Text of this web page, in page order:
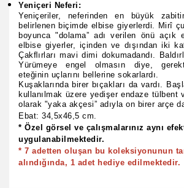
Yeniçeri Neferi:
Yeniçeriler, neferinden en büyük
belirlenen biçimde elbise giyerlerdi. Mirî
boyunca "dolama” adı verilen önü açık
elbise giyerler, içinden ve dışından iki
Çakﬂırları mavi dimi dokumadandı.
Yürümeye engel olmasın diye,
eteğinin uçlarını bellerine sokarlardı.
Kuşaklarında birer bıçakları da vardı.
kullanılmak üzere yedişer endaze tülbent
olarak "yaka akçesi” adıyla on birer arçe
Ebat: 34,5x46,5 cm.
* Özel görsel ve çalışmalarınız aynı
uygulanabilmektedir.
* 7 adetten oluşan bu koleksiyonunun
alındığında, 1 adet hediye edilmektedir.